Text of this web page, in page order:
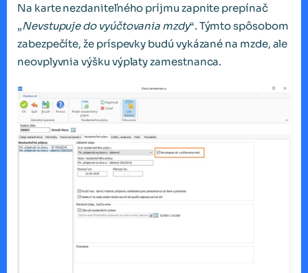
Na karte nezdaniteľného príjmu zapnite prepínač
„Nevstupuje do vyúčtovania mzdy“. Týmto spôsobom
zabezpečíte, že príspevky budú vykázané na mzde, ale
neovplyvnia výšku výplaty zamestnanca.